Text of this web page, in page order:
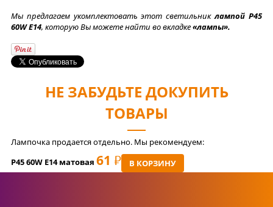
Мы предлагаем укомплектовать этот светильниклампой P45
60W E14, которую Вы можете найти во вкладке«лампы».
НЕ ЗАБУДЬТЕ ДОКУПИТЬ
ТОВАРЫ
Лампочка продается отдельно. Мы рекомендуем:
P45 60W E14 матовая 61 РУБ В КОРЗИНУ